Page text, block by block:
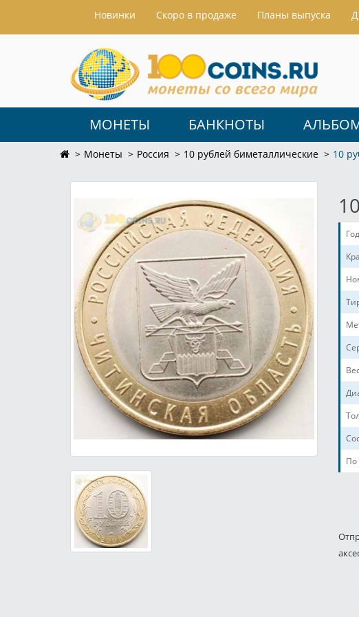
Hовинки Скоро в продаже Планы выпуска
МОНЕТЫ БАНКНОТЫ
Монеты Россия 10 рублей биметаллические 10
Год
По